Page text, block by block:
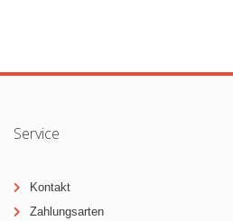
Service
Kontakt
Zahlungsarten